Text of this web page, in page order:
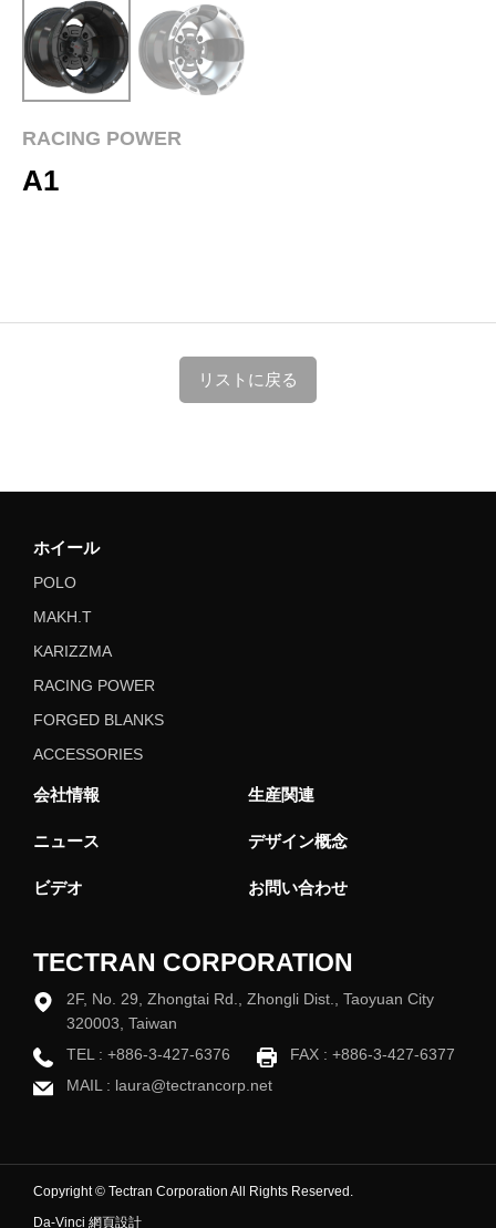
RACING POWER
A1
リストに戻る
ホイール
POLO
MAKH.T
KARIZZMA
RACING POWER
FORGED BLANKS
ACCESSORIES
会社情報 生産関連
ニュース デザイン概念
ビデオ お問い合わせ
TECTRAN CORPORATION
2F, No. 29, Zhongtai Rd., Zhongli Dist., Taoyuan City
320003, Taiwan
TEL : +886-3-427-6376
FAX : +886-3-427-6377
MAIL : laura@tectrancorp.net
Copyright © Tectran Corporation All Rights Reserved.
Da-Vinci 網頁設計